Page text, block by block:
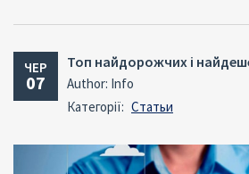
ЧЕР
07
Топ найдорожчих і
Author: Info
Категорії: Статьи